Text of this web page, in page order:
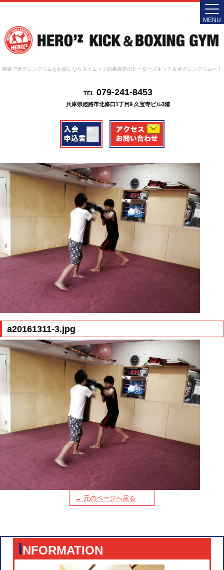
姫路でボクシングジムをお探しならダイエット効果抜群のヒーローズキック＆ボクシングジムへ！
TEL079-241-8453
兵庫県姫路市北條口1丁目9 久宝寺ビル3階
MENU
a20161311-3.jpg
→ 元のページへ戻る
INFORMATION